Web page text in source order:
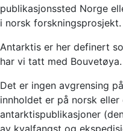
publikasjonssted Norge
i norsk forskningsprosjekt.
Antarktis er her definert
har vi tatt med Bouvetøya.
Det er ingen avgrensing
innholdet er på norsk
antarktispublikasjoner
av kvalfangst og